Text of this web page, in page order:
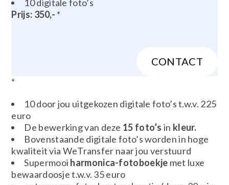
10 digitale foto’s
Prijs: 350,- *
CONTACT
*
10 door jou uitgekozen digitale foto’s t.w.v. 225
euro
De bewerking van deze 15 foto’s in kleur.
Bovenstaande digitale foto’s worden in hoge
kwaliteit via WeTransfer naar jou verstuurd
Supermooi harmonica-fotoboekje met luxe
bewaardoosje t.w.v. 35 euro